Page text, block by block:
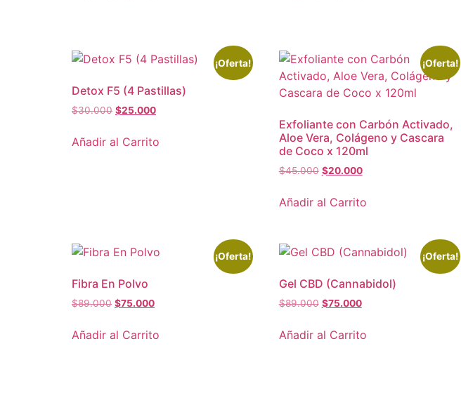
¡Oferta!
Detox F5 (4 Pastillas)
$30.000 $25.000
Añadir al Carrito
¡Oferta!
Exfoliante con Carbón Activado,
Aloe Vera, Colágeno y Cascara
de Coco x 120ml
$45.000 $20.000
Añadir al Carrito
¡Oferta!
Fibra En Polvo
$89.000 $75.000
Añadir al Carrito
¡Oferta!
Gel CBD (Cannabidol)
$89.000 $75.000
Añadir al Carrito